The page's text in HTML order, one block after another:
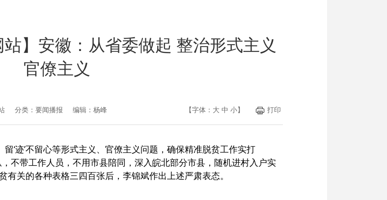
站】安徽：从省委做起 整治形式主义
官僚主义
分类：要闻播报 编辑：杨峰 【字体： 大 中 小】 打印
留‘迹’不留心等形式主义、官僚主义问题，确保精准脱贫工作实打
不带工作人员，不用市县陪同，深入皖北部分市县，随机进村入户实
关的各种表格三四百张后，李锦斌作出上述严肃表态。